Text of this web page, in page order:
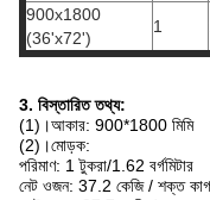
900x1800
(36'x72')
1
3. বিস্তারিত তথ্য:
(1)।আকার: 900*1800 মিমি
(2)।মোড়ক:
পরিমাণ: 1 টুকরা/1.62 বর্গমিটার
নেট ওজন: 37.2 কেজি / শক্ত